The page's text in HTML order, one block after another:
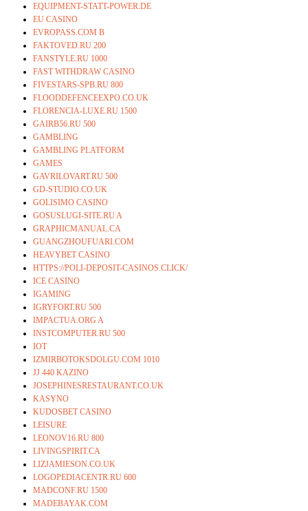
EQUIPMENT-STATT-POWER.DE
EU CASINO
EVROPASS.COM B
FAKTOVED.RU 200
FANSTYLE.RU 1000
FAST WITHDRAW CASINO
FIVESTARS-SPB.RU 800
FLOODDEFENCEEXPO.CO.UK
FLORENCIA-LUXE.RU 1500
GAIRB56.RU 500
GAMBLING
GAMBLING PLATFORM
GAMES
GAVRILOVART.RU 500
GD-STUDIO.CO.UK
GOLISIMO CASINO
GOSUSLUGI-SITE.RU A
GRAPHICMANUAL.CA
GUANGZHOUFUARI.COM
HEAVYBET CASINO
HTTPS://POLI-DEPOSIT-CASINOS.CLICK/
ICE CASINO
IGAMING
IGRYFORT.RU 500
IMPACTUA.ORG A
INSTCOMPUTER.RU 500
IOT
IZMIRBOTOKSDOLGU.COM 1010
JJ 440 KAZINO
JOSEPHINESRESTAURANT.CO.UK
KASYNO
KUDOSBET CASINO
LEISURE
LEONOV16.RU 800
LIVINGSPIRIT.CA
LIZJAMIESON.CO.UK
LOGOPEDIACENTR.RU 600
MADCONF.RU 1500
MADEBAYAK.COM